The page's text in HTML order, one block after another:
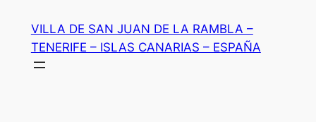
contenido
VILLA DE SAN JUAN DE LA RAMBLA –
TENERIFE – ISLAS CANARIAS – ESPAÑA